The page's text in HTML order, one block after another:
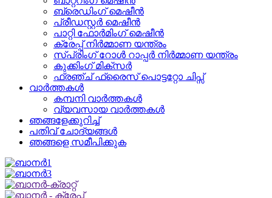
ബ്രെഡിംഗ് മെഷീൻ
പ്രീഡസ്റ്റർ മെഷീൻ
പാറ്റി ഫോർമിംഗ് മെഷീൻ
ക്രേപ്പ് നിർമ്മാണ യന്ത്രം
സ്പ്രിംഗ് റോൾ റാപ്പർ നിർമ്മാണ യന്ത്രം
കുക്കിംഗ് മിക്സർ
ഫ്രഞ്ച് ഫ്രൈസ് പൊട്ടറ്റോ ചിപ്സ്
വാർത്തകൾ
കമ്പനി വാർത്തകൾ
വ്യവസായ വാർത്തകൾ
ഞങ്ങളേക്കുറിച്ച്
പതിവ് ചോദ്യങ്ങൾ
ഞങ്ങളെ സമീപിക്കുക